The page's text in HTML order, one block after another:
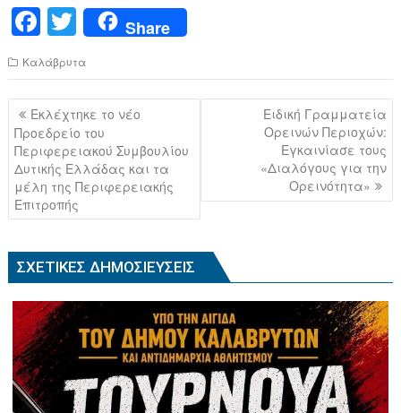
F
a
c
e
b
o
o
k
T
wi
tt
er
Share
Καλάβρυτα
Πλοήγηση
άρθρων
Εκλέχτηκε το νέο
Προεδρείο του
Περιφερειακού Συμβουλίου
Δυτικής Ελλάδας και τα
μέλη της Περιφερειακής
Επιτροπής
Ειδική Γραμματεία
Ορεινών Περιοχών:
Εγκαινίασε τους
«Διαλόγους για την
Ορεινότητα»
ΣΧΕΤΙΚΈΣ ΔΗΜΟΣΙΕΎΣΕΙΣ